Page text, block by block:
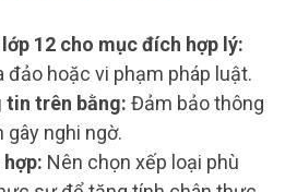
12 cho mục đích hợp lý:
đảo hoặc vi phạm pháp luật.
tin trên bằng: Đảm bảo thông
gây nghi ngờ.
Nên chọn xếp loại phù